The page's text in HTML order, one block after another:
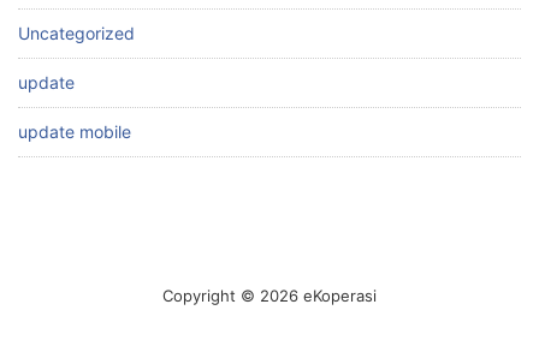
Uncategorized
update
update mobile
Copyright © 2026 eKoperasi